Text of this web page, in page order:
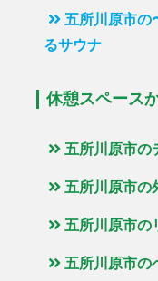
五所川原市
るサウナ
休憩スペース
五所川原市の
五所川原市の
五所川原市の
五所川原市の